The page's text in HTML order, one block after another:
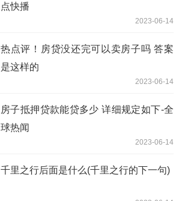
点快播
2023-06-14
热点评！房贷没还完可以卖房子吗 答案
是这样的
2023-06-14
房子抵押贷款能贷多少 详细规定如下-全
球热闻
2023-06-14
千里之行后面是什么(千里之行的下一句)